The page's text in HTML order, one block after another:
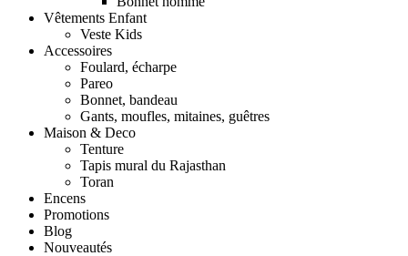
Vêtements Enfant
Veste Kids
Accessoires
Foulard, écharpe
Pareo
Bonnet, bandeau
Gants, moufles, mitaines, guêtres
Maison & Deco
Tenture
Tapis mural du Rajasthan
Toran
Encens
Promotions
Blog
Nouveautés